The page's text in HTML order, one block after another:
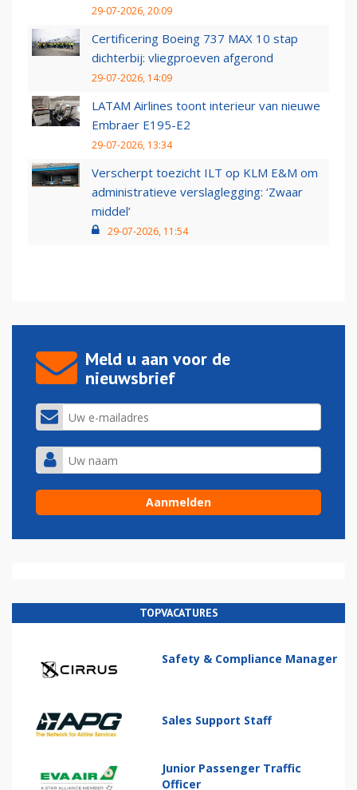
29-07-2026, 20:09
Certificering Boeing 737 MAX 10 stap
dichterbij: vliegproeven afgerond
29-07-2026, 14:09
LATAM Airlines toont interieur van nieuwe
Embraer E195-E2
29-07-2026, 13:34
Verscherpt toezicht ILT op KLM E&M om
administratieve verslaglegging: ‘Zwaar
middel’
29-07-2026, 11:54
Meld u aan voor de
nieuwsbrief
TOPVACATURES
Safety & Compliance Manager
Sales Support Staff
Junior Passenger Traffic
Officer